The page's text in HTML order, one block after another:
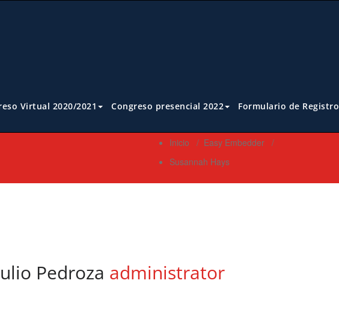
Virtual 2020/2021 Congreso presencial 2022 Formulario de Registro
Inicio / Easy Embedder /
Susannah Hays
Pedroza administrator